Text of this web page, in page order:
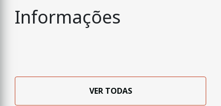
Informações
VER TODAS